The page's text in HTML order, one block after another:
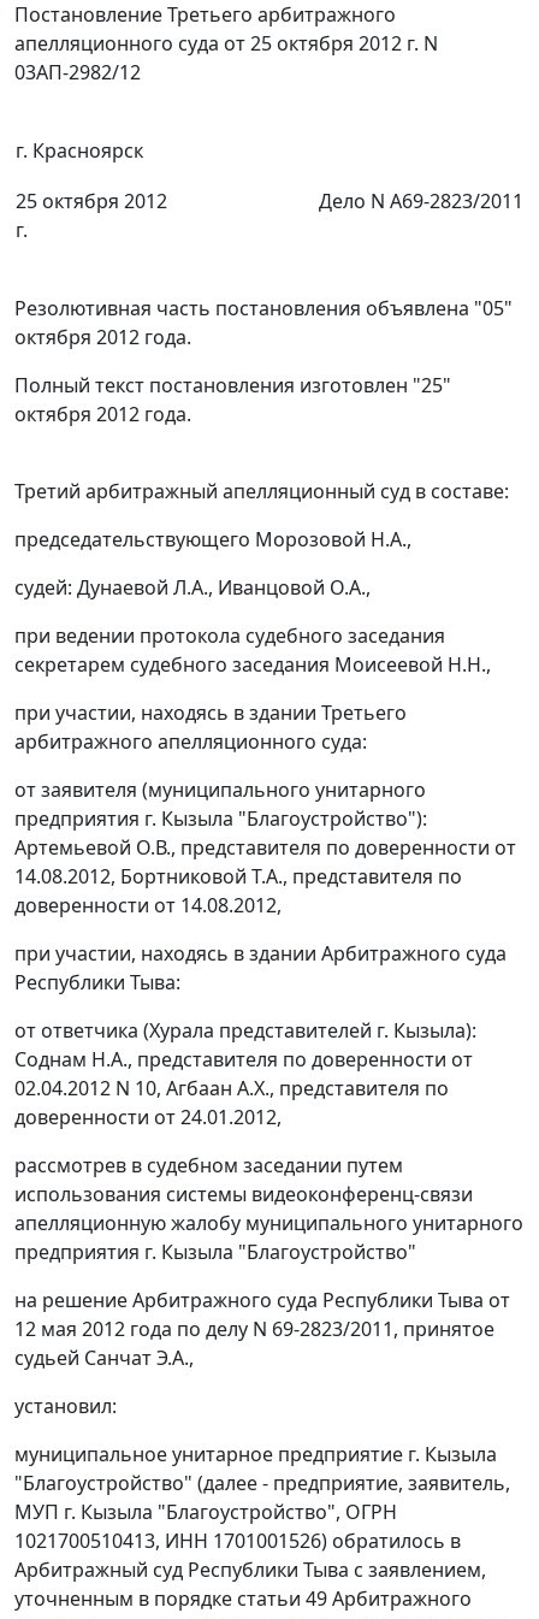
Постановление Третьего арбитражного
апелляционного суда от 25 октября 2012 г. N
03АП-2982/12
г. Красноярск
25 октября 2012
г.
Дело N А69-2823/2011
Резолютивная часть постановления объявлена "05"
октября 2012 года.
Полный текст постановления изготовлен "25"
октября 2012 года.
Третий арбитражный апелляционный суд в составе:
председательствующего Морозовой Н.А.,
судей: Дунаевой Л.А., Иванцовой О.А.,
при ведении протокола судебного заседания
секретарем судебного заседания Моисеевой Н.Н.,
при участии, находясь в здании Третьего
арбитражного апелляционного суда:
от заявителя (муниципального унитарного
предприятия г. Кызыла "Благоустройство"):
Артемьевой О.В., представителя по доверенности от
14.08.2012, Бортниковой Т.А., представителя по
доверенности от 14.08.2012,
при участии, находясь в здании Арбитражного суда
Республики Тыва:
от ответчика (Хурала представителей г. Кызыла):
Соднам Н.А., представителя по доверенности от
02.04.2012 N 10, Агбаан А.Х., представителя по
доверенности от 24.01.2012,
рассмотрев в судебном заседании путем
использования системы видеоконференц-связи
апелляционную жалобу муниципального унитарного
предприятия г. Кызыла "Благоустройство"
на решение Арбитражного суда Республики Тыва от
12 мая 2012 года по делу N 69-2823/2011, принятое
судьей Санчат Э.А.,
установил:
муниципальное унитарное предприятие г. Кызыла
"Благоустройство" (далее - предприятие, заявитель,
МУП г. Кызыла "Благоустройство", ОГРН
1021700510413, ИНН 1701001526) обратилось в
Арбитражный суд Республики Тыва с заявлением,
уточненным в порядке статьи 49Арбитражного